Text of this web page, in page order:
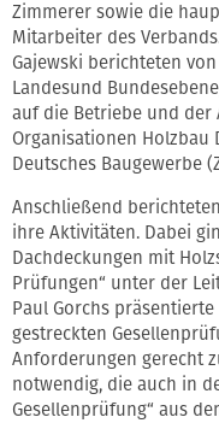
Zimmerer sowie die
Mitarbeiter des
Gajewski berichteten
Landesund
auf die Betriebe und
Organisationen Holzbau
Deutsches Baugewerbe
Anschließend
ihre Aktivitäten. Dabei
Dachdeckungen mit
Prüfungen“ unter der
Paul Gorchs
gestreckten
Anforderungen gerecht
notwendig, die auch in
Gesellenprüfung“ aus